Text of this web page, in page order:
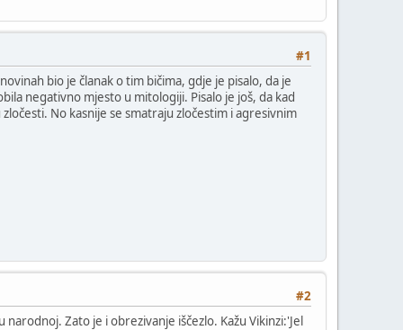
#1
bio je članak o tim bičima, gdje je pisalo, da je
negativno mjesto u mitologiji. Pisalo je još, da kad
No kasnije se smatraju zločestim i agresivnim
#2
Zato je i obrezivanje iščezlo. Kažu Vikinzi:'Jel